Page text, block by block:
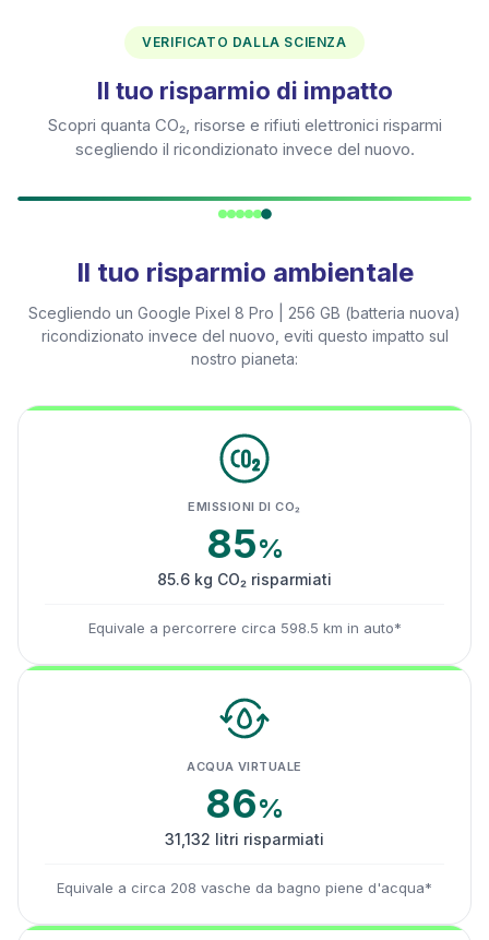
VERIFICATO DALLA SCIENZA
Il tuo risparmio di impatto
Scopri quanta CO₂, risorse e rifiuti elettronici risparmi
scegliendo il ricondizionato invece del nuovo.
Il tuo risparmio ambientale
Scegliendo un Google Pixel 8 Pro | 256 GB (batteria nuova)
ricondizionato invece del nuovo, eviti questo impatto sul
nostro pianeta:
EMISSIONI DI CO₂
85%
85.6 kg CO₂ risparmiati
Equivale a percorrere circa 598.5 km in auto*
ACQUA VIRTUALE
86%
31,132 litri risparmiati
Equivale a circa 208 vasche da bagno piene d'acqua*